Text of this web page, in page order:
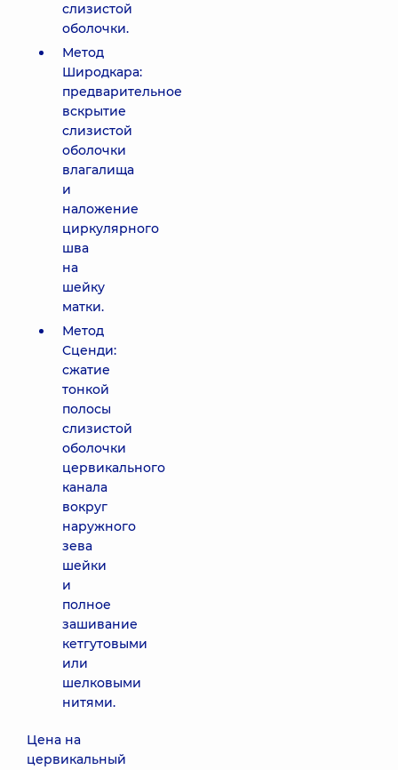
слизистой
оболочки.
Метод
Широдкара:
предварительное
вскрытие
слизистой
оболочки
влагалища
и
наложение
циркулярного
шва
на
шейку
матки.
Метод
Сценди:
сжатие
тонкой
полосы
слизистой
оболочки
цервикального
канала
вокруг
наружного
зева
шейки
и
полное
зашивание
кетгутовыми
или
шелковыми
нитями.
Цена на
цервикальный